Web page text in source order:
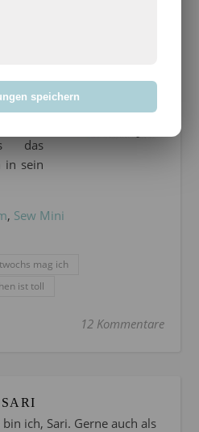
samt Schnittmuster in
mich ja immer wichtige
das
in sein
, Sew Mini
mag ich
ist toll
12 Kommentare
SARI
ich, Sari. Gerne auch als
speichern